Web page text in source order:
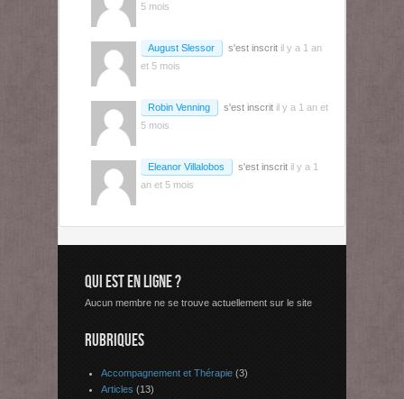
5 mois
August Slessor s'est inscrit il y a 1 an
et 5 mois
Robin Venning s'est inscrit il y a 1 an et
5 mois
Eleanor Villalobos s'est inscrit il y a 1
an et 5 mois
QUI EST EN LIGNE ?
Aucun membre ne se trouve actuellement sur le site
RUBRIQUES
Accompagnement et Thérapie (3)
Articles (13)